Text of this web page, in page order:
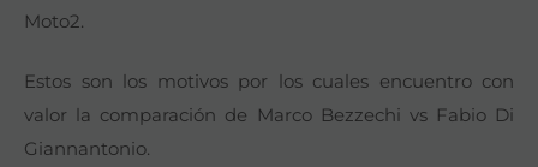
Moto2.
Estos son los motivos por los cuales encuentro con
valor la comparación de Marco Bezzechi vs Fabio Di
Giannantonio.